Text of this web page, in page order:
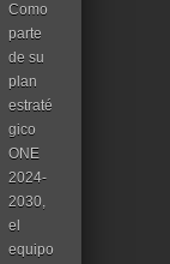
Como
parte
de su
plan
estraté
gico
ONE
2024-
2030,
el
equipo